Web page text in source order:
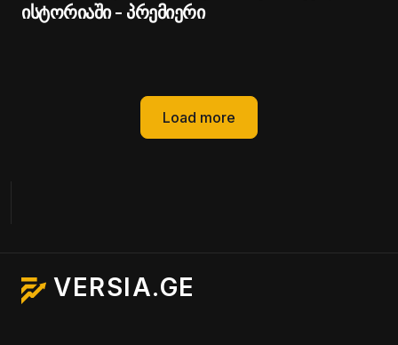
ისტორიაში - პრემიერი
Load more
VERSIA.GE